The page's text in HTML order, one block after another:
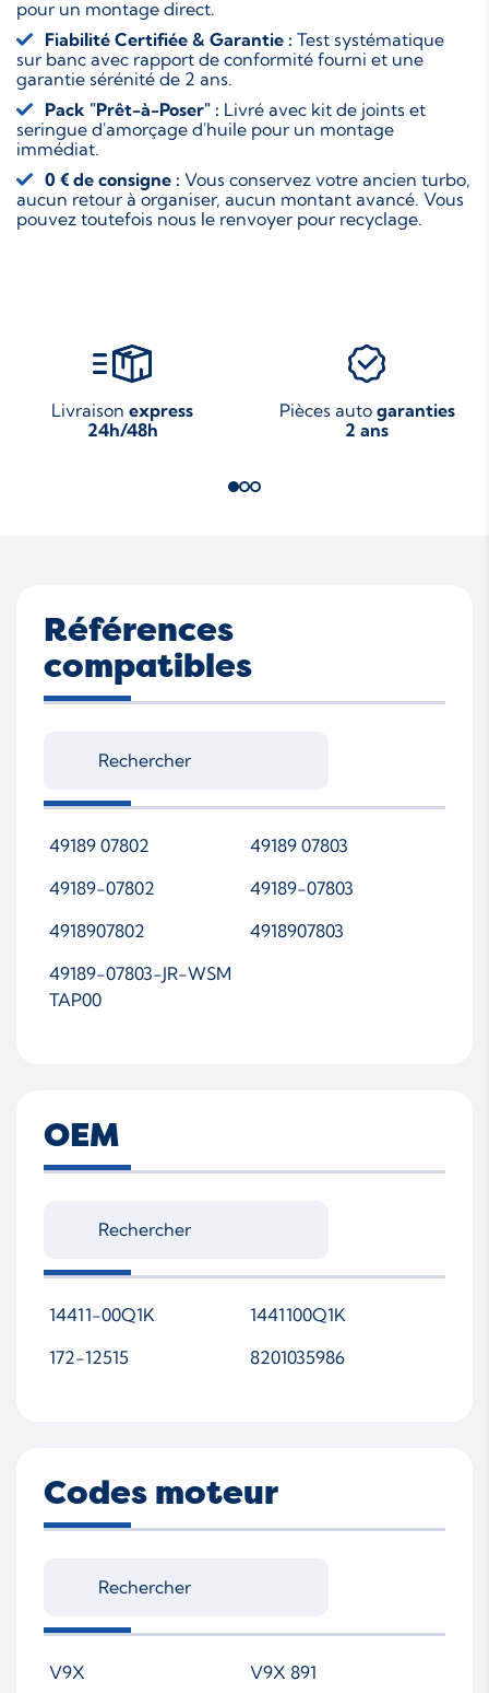
pour un montage direct.
Fiabilité Certifiée & Garantie : Test systématique
sur banc avec rapport de conformité fourni et une
garantie sérénité de 2 ans.
Pack "Prêt-à-Poser" : Livré avec kit de joints et
seringue d'amorçage d'huile pour un montage
immédiat.
0 € de consigne : Vous conservez votre ancien turbo,
aucun retour à organiser, aucun montant avancé. Vous
pouvez toutefois nous le renvoyer pour recyclage.
Livraison express
24h/48h
Pièces auto garanties
2 ans
Références
compatibles
49189 07802
49189 07803
49189-07802
49189-07803
4918907802
4918907803
49189-07803-JR-WSM
TAP00
OEM
14411-00Q1K
1441100Q1K
172-12515
8201035986
Codes moteur
V9X V9X 891